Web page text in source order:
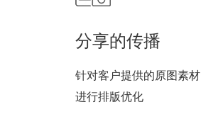
分享的传播
针对客户提供的原图素材
进行排版优化